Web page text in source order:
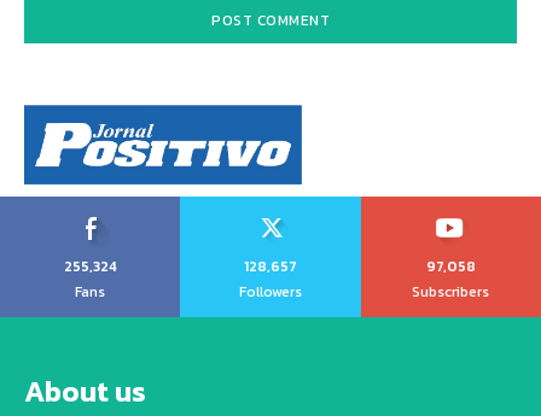
255,324
Fans
128,657
Followers
97,058
Subscribers
About us